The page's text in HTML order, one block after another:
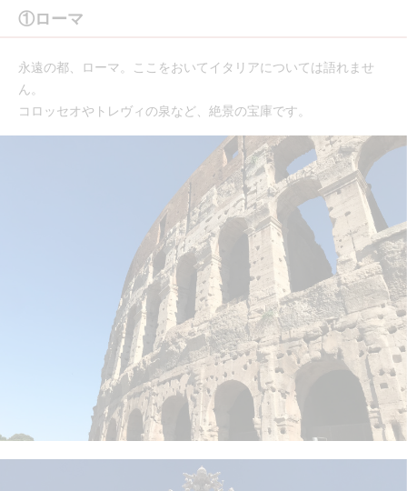
①ローマ
永遠の都、ローマ。ここをおいてイタリアについては語れませ
ん。
コロッセオやトレヴィの泉など、絶景の宝庫です。